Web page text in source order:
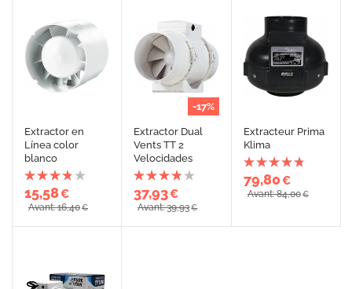
Extractor en
Línea color
blanco
15,58€
Avant: 16,40€
-17%
Extractor Dual
Vents TT 2
Velocidades
37,93€
Avant: 39,93€
Extracteur Prima
Klima
79,80€
Avant: 84,00€